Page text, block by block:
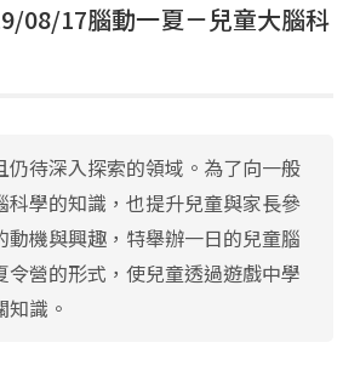
08/17腦動一夏－兒童大腦科
仍待深入探索的領域。為了向一般
科學的知識，也提升兒童與家長參
動機與興趣，特舉辦一日的兒童腦
令營的形式，使兒童透過遊戲中學
識。